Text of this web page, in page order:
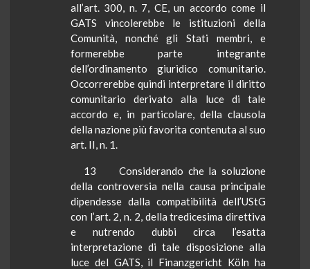
all’art. 300, n. 7, CE, un accordo come il
GATS vincolerebbe le istituzioni della
Comunità, nonché gli Stati membri, e
formerebbe parte integrante
dell’ordinamento giuridico comunitario.
Occorrerebbe quindi interpretare il diritto
comunitario derivato alla luce di tale
accordo e, in particolare, della clausola
della nazione più favorita contenuta al suo
art. II, n. 1.
13
Considerando che la soluzione
della controversia nella causa principale
dipendesse dalla compatibilità dell’UStG
con l’art. 2, n. 2, della tredicesima direttiva
e nutrendo dubbi circa l’esatta
interpretazione di tale disposizione alla
luce del GATS, il Finanzgericht Köln ha